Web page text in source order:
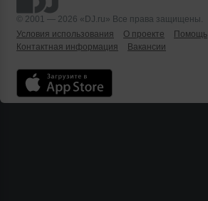
© 2001 — 2026 «DJ.ru» Все права защищены.
Условия использования
О проекте Помощь
Контактная информация
Вакансии